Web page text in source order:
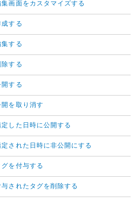
画面をカスタマイズする
する
する
する
する
を取り消す
した日時に公開する
された日時に非公開にする
を付与する
されたタグを削除する